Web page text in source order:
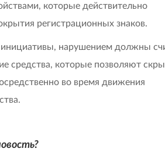
которые действительно
регистрационных знаков.
нарушением должны
средства, которые позволяют
во время движения